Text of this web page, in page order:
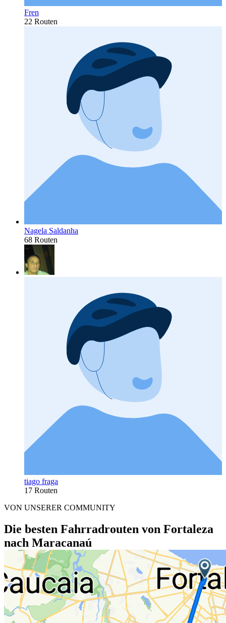
Fren
22 Routen
Nagela Saldanha
68 Routen
tiago fraga
17 Routen
VON UNSERER COMMUNITY
Die besten Fahrradrouten von Fortaleza
nach Maracanaú